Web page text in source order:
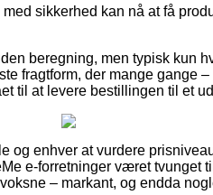
sikkerhed kan nå at få
beregning, men typisk kun
fragtform, der mange gange
til at levere bestillingen til et
og enhver at vurdere
e-forretninger været
– markant, og endda